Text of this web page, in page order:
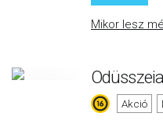
Mikor lesz
Odüsszeia
Akció